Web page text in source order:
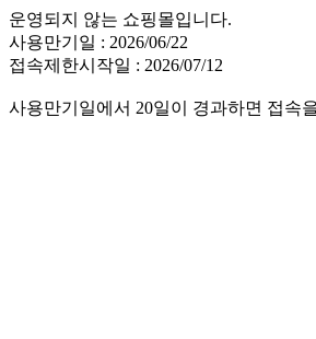
운영되지 않는 쇼핑몰입니다.
사용만기일 : 2026/06/22
접속제한시작일 : 2026/07/12
사용만기일에서 20일이 경과하면 접속